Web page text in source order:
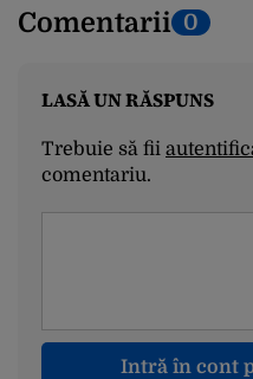
Comentarii 0
LASĂ UN RĂSPUNS
Trebuie să fii
comentariu.
Intră în cont